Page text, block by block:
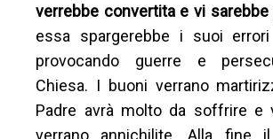
verrebbe convertita e vi sarebbe
essa spargerebbe i suoi
provocando guerre e
Chiesa. I buoni verrano
Padre avrà molto da soffrire e
verrano annichilite. Alla fine